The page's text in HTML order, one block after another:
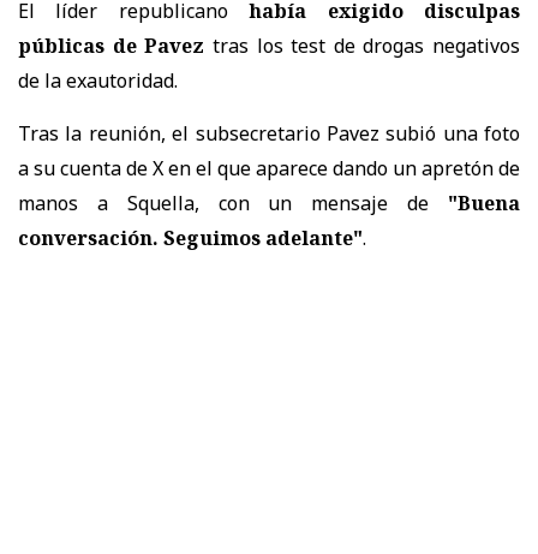
El líder republicanohabía exigido disculpas
públicas de Pavez tras los test de drogas negativos
de la exautoridad.
Tras la reunión, el subsecretario Pavez subió una foto
a su cuenta de X en el que aparece dando un apretón de
manos a Squella, con un mensaje de "Buena
conversación. Seguimos adelante".